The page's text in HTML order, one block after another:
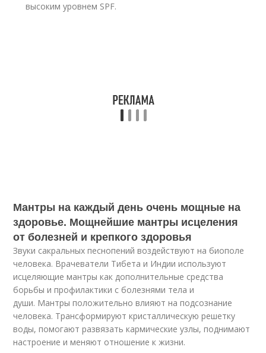
высоким уровнем SPF.
Мантры на каждый день очень мощные на
здоровье. Мощнейшие мантры исцеления
от болезней и крепкого здоровья
Звуки сакральных песнопений воздействуют на биополе
человека. Врачеватели Тибета и Индии используют
исцеляющие мантры как дополнительные средства
борьбы и профилактики с болезнями тела и
души. Мантры положительно влияют на подсознание
человека. Трансформируют кристаллическую решетку
воды, помогают развязать кармические узлы, поднимают
настроение и меняют отношение к жизни.